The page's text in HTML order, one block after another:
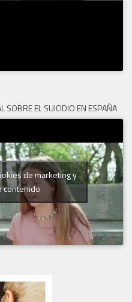
SOBRE EL SUICIDIO EN ESPAÑA
de marketing y
contenido